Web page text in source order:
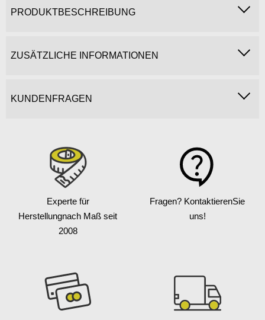
PRODUKTBESCHREIBUNG
ZUSÄTZLICHE INFORMATIONEN
KUNDENFRAGEN
Experte für
Herstellungnach Maß seit
2008
Fragen? KontaktierenSie
uns!